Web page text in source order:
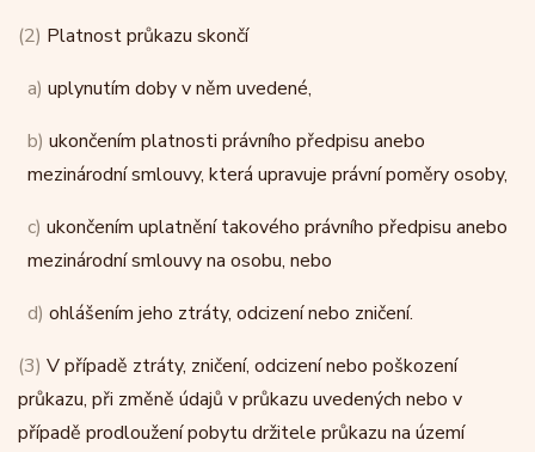
(2) Platnost průkazu skončí
a) uplynutím doby v něm uvedené,
b) ukončením platnosti právního předpisu anebo
mezinárodní smlouvy, která upravuje právní poměry osoby,
c) ukončením uplatnění takového právního předpisu anebo
mezinárodní smlouvy na osobu, nebo
d) ohlášením jeho ztráty, odcizení nebo zničení.
(3) V případě ztráty, zničení, odcizení nebo poškození
průkazu, při změně údajů v průkazu uvedených nebo v
případě prodloužení pobytu držitele průkazu na území